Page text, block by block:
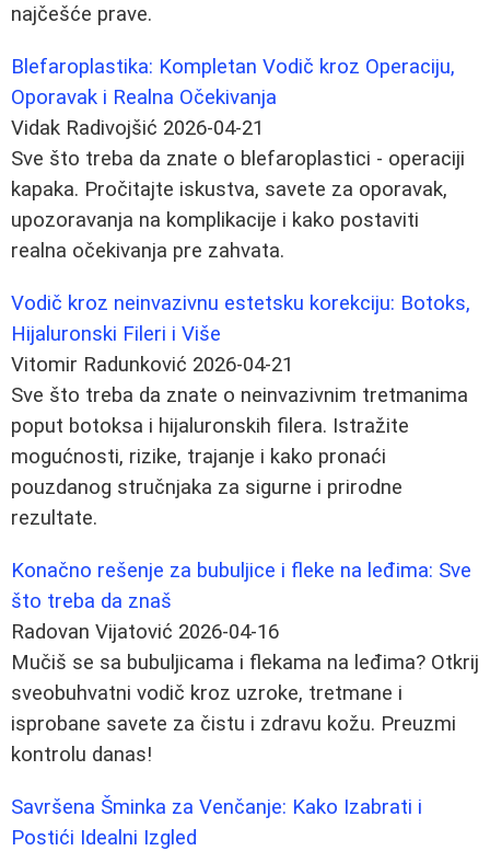
najčešće prave.
Blefaroplastika: Kompletan Vodič kroz Operaciju,
Oporavak i Realna Očekivanja
Vidak Radivojšić 2026-04-21
Sve što treba da znate o blefaroplastici - operaciji
kapaka. Pročitajte iskustva, savete za oporavak,
upozoravanja na komplikacije i kako postaviti
realna očekivanja pre zahvata.
Vodič kroz neinvazivnu estetsku korekciju: Botoks,
Hijaluronski Fileri i Više
Vitomir Radunković 2026-04-21
Sve što treba da znate o neinvazivnim tretmanima
poput botoksa i hijaluronskih filera. Istražite
mogućnosti, rizike, trajanje i kako pronaći
pouzdanog stručnjaka za sigurne i prirodne
rezultate.
Konačno rešenje za bubuljice i fleke na leđima: Sve
što treba da znaš
Radovan Vijatović 2026-04-16
Mučiš se sa bubuljicama i flekama na leđima? Otkrij
sveobuhvatni vodič kroz uzroke, tretmane i
isprobane savete za čistu i zdravu kožu. Preuzmi
kontrolu danas!
Savršena Šminka za Venčanje: Kako Izabrati i
Postići Idealni Izgled